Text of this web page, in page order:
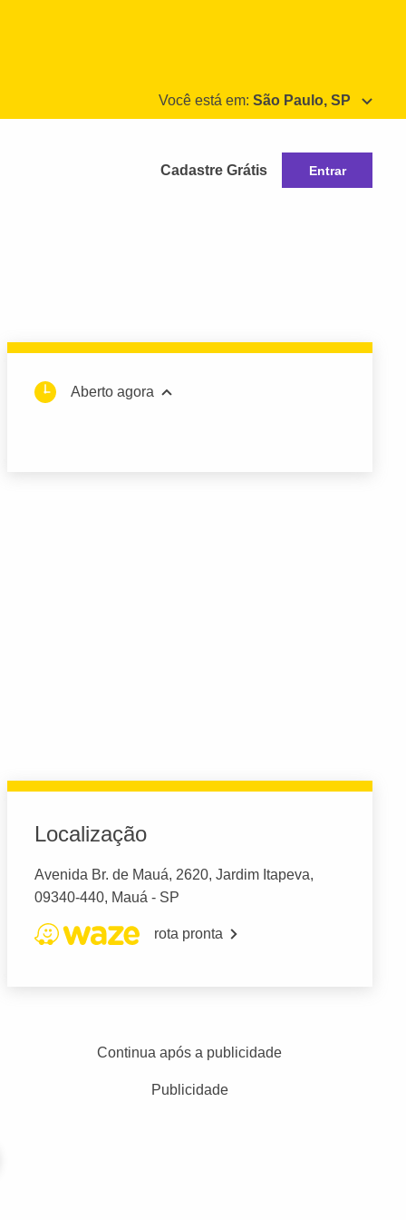
Você está em: São Paulo, SP
Cadastre Grátis Entrar
Aberto agora
Localização
Avenida Br. de Mauá, 2620, Jardim Itapeva,
09340-440, Mauá - SP
rota pronta
Continua após a publicidade
Publicidade